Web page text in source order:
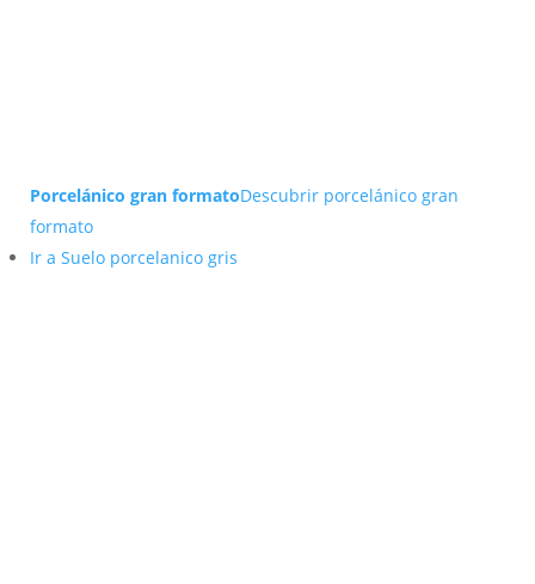
Porcelánico gran formatoDescubrir porcelánico gran
formato
Ir a Suelo porcelanico gris